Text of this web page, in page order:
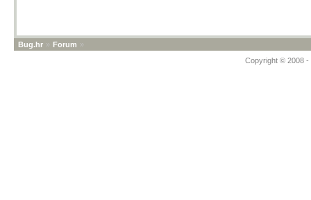
Bug.hr » Forum »
Copyright © 2008 -